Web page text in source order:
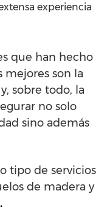
experiencia
que han hecho
mejores son la
sobre todo, la
no solo
sino además
tipo de servicios
de madera y